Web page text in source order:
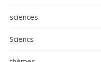
sciences
Sciencs